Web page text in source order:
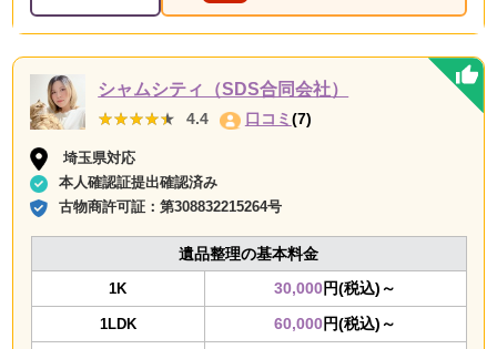
シャムシティ（SDS合同会社）
★★★★★
★★★★★ 4.4 口コミ(7)
埼玉県対応
本人確認証提出確認済み
古物商許可証：第308832215264号
遺品整理の基本料金
1K 30,000円(税込)～
1LDK 60,000円(税込)～